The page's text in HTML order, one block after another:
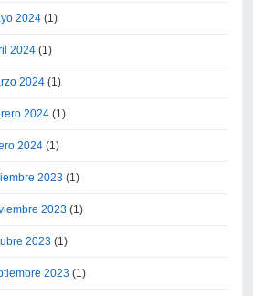
2024(1)
2024(1)
2024(1)
2024(1)
2024(1)
2023 (1)
2023 (1)
2023 (1)
2023 (1)